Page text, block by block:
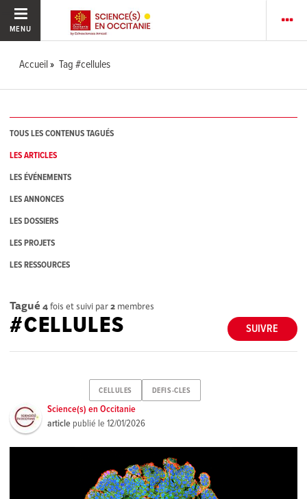
MENU
Accueil Tag #cellules
TOUS LES CONTENUS TAGUÉS
LES ARTICLES
LES ÉVÉNEMENTS
LES ANNONCES
LES DOSSIERS
LES PROJETS
LES RESSOURCES
Tagué 4fois et suivi par2 membres
SUIVRE
#CELLULES
CELLULES DEFIS-CLES
Science(s) en Occitanie
article publié le12/01/2026